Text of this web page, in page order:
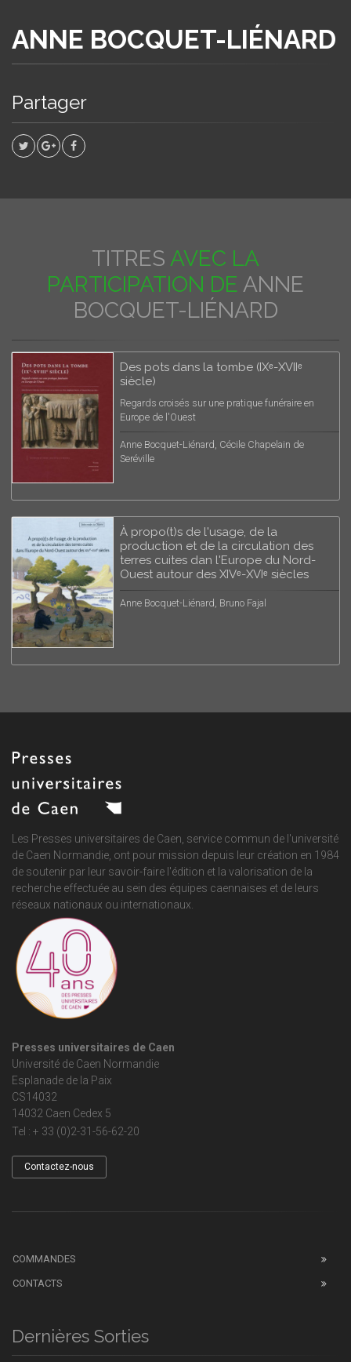
ANNE BOCQUET-LIÉNARD
Partager
TITRES AVEC LA
PARTICIPATION DE ANNE
BOCQUET-LIÉNARD
Des pots dans la tombe (IXᵉ-XVIIᵉ
siècle)
Regards croisés sur une pratique funéraire en
Europe de l'Ouest
Anne Bocquet-Liénard, Cécile Chapelain de
Seréville
À propo(t)s de l'usage, de la
production et de la circulation des
terres cuites dan l'Europe du Nord-
Ouest autour des XIVᵉ-XVIᵉ siècles
Anne Bocquet-Liénard, Bruno Fajal
Les Presses universitaires de Caen, service commun de l'université
de Caen Normandie, ont pour mission depuis leur création en 1984
de soutenir par leur savoir-faire l'édition et la valorisation de la
recherche effectuée au sein des équipes caennaises et de leurs
réseaux nationaux ou internationaux.
Presses universitaires de Caen
Université de Caen Normandie
Esplanade de la Paix
CS14032
14032 Caen Cedex 5
Tel : + 33 (0)2-31-56-62-20
Contactez-nous
COMMANDES
CONTACTS
Dernières Sorties